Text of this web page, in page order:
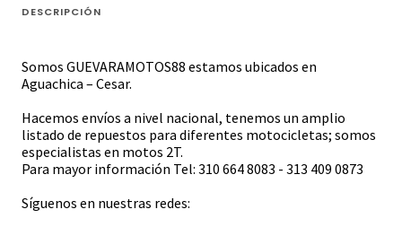
DESCRIPCIÓN
Somos GUEVARAMOTOS88 estamos ubicados en
Aguachica – Cesar.
Hacemos envíos a nivel nacional, tenemos un amplio
listado de repuestos para diferentes motocicletas; somos
especialistas en motos 2T.
Para mayor información Tel: 310 664 8083 - 313 409 0873
Síguenos en nuestras redes: